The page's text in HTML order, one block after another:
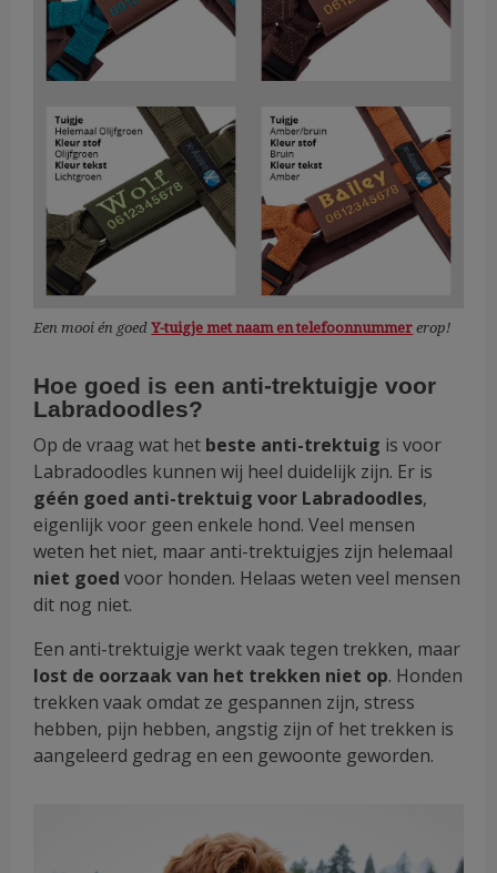
Een mooi én goedY-tuigje met naam en telefoonnummer erop!
Hoe goed is een anti-trektuigje voor
Labradoodles?
Op de vraag wat het beste anti-trektuig is voor
Labradoodles kunnen wij heel duidelijk zijn. Er is
géén goed anti-trektuig voor Labradoodles,
eigenlijk voor geen enkele hond. Veel mensen
weten het niet, maar anti-trektuigjes zijn helemaal
niet goed voor honden. Helaas weten veel mensen
dit nog niet.
Een anti-trektuigje werkt vaak tegen trekken, maar
lost de oorzaak van het trekken niet op. Honden
trekken vaak omdat ze gespannen zijn, stress
hebben, pijn hebben, angstig zijn of het trekken is
aangeleerd gedrag en een gewoonte geworden.